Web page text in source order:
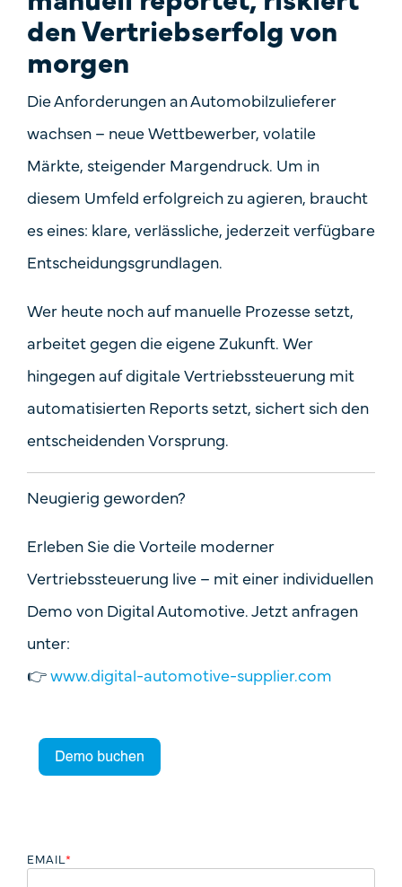
den Vertriebserfolg von
morgen
Die Anforderungen an Automobilzulieferer
wachsen – neue Wettbewerber, volatile
Märkte, steigender Margendruck. Um in
diesem Umfeld erfolgreich zu agieren, braucht
es eines: klare, verlässliche, jederzeit verfügbare
Entscheidungsgrundlagen.
Wer heute noch auf manuelle Prozesse setzt,
arbeitet gegen die eigene Zukunft. Wer
hingegen auf digitale Vertriebssteuerung mit
automatisierten Reports setzt, sichert sichden
entscheidenden Vorsprung.
Neugierig geworden?
Erleben Sie die Vorteile moderner
Vertriebssteuerung live – mit einer individuellen
Demo von Digital Automotive. Jetzt anfragen
unter:
👉www.digital-automotive-supplier.com
EMAIL *